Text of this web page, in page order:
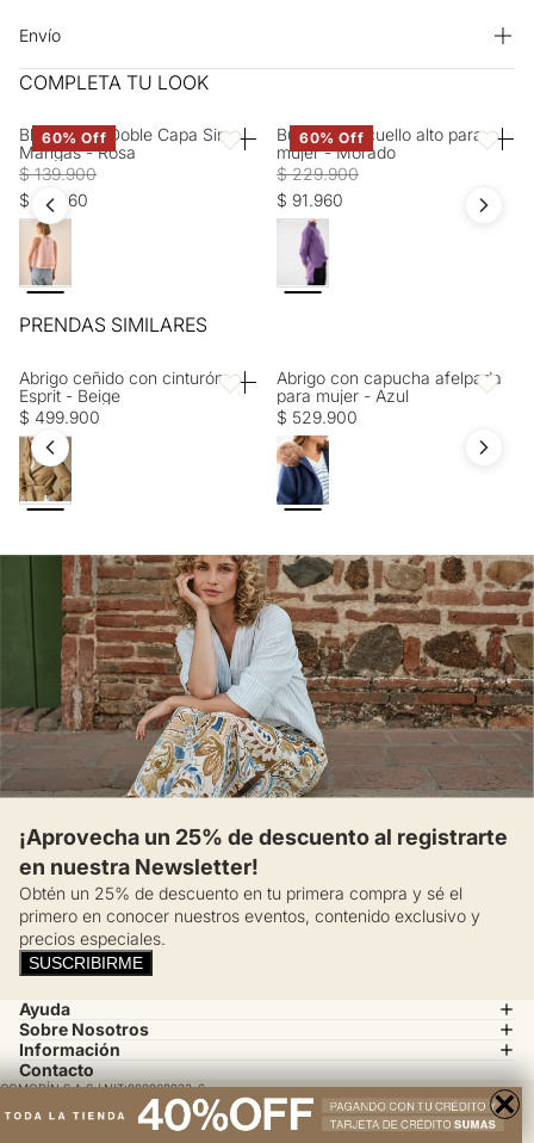
BLANQUEADO: No usar blanqueador. CUIDADO TEXTIL
SECADO: No secar en máquina. OTROS: Lavar separadamente.
Envío
Entrega estimada de 7 a 15 días hábiles
COMPLETA TU LOOK
60% Off Favoritos
Blusa Rosa Doble Capa Sin
Mangas - Rosa
$ 139.900
$ 55.960
60% Off
Buzo tejido cuello alto para
mujer - Morado
$ 229.900
$ 91.960
PRENDAS SIMILARES
Favoritos
Abrigo ceñido con cinturón
Esprit - Beige
$ 499.900
Abrigo con capucha afelpada
para mujer - Azul
$ 529.900
¡Aprovecha un 25% de descuento al registrarte
en nuestra Newsletter!
Obtén un 25% de descuento en tu primera compra y sé el
primero en conocer nuestros eventos, contenido exclusivo y
precios especiales.
SUSCRIBIRME
Ayuda
Sobre Nosotros
Información
Contacto
COMODÍN S.A.S / NIT:800069933-6
Calle 14 # 52 A 37 Medellín, Colombia
servicioalcliente@esprit.com.co
×